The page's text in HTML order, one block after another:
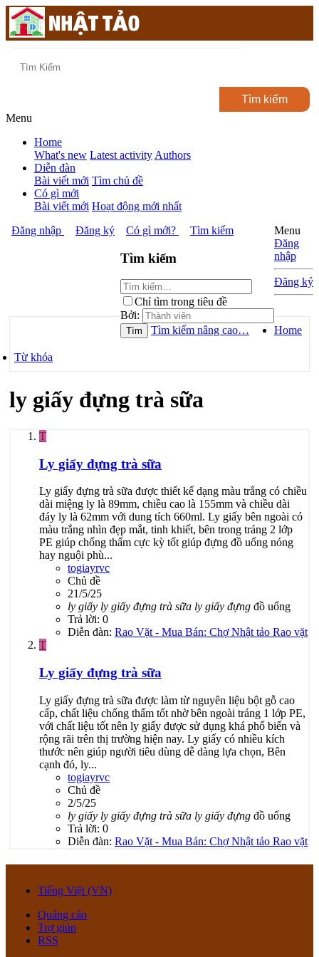
Menu
Home
What's new Latest activity Authors
Diễn đàn
Bài viết mới Tìm chủ đề
Có gì mới
Bài viết mới Hoạt động mới nhất
Đăng nhập
Đăng ký Có gì mới? Tìm kiếm
Tìm kiếm
Chỉ tìm trong tiêu đề
Bởi:
Tìm Tìm kiếm nâng cao…
Menu
Đăng
nhập
Đăng ký
Home
Từ khóa
ly giấy đựng trà sữa
T
Ly giấy đựng trà sữa
Ly giấy đựng trà sữa được thiết kế dạng màu trắng có chiều
dài miệng ly là 89mm, chiều cao là 155mm và chiều dài
đáy ly là 62mm với dung tích 660ml. Ly giấy bên ngoài có
màu trắng nhìn đẹp mắt, tinh khiết, bên trong tráng 2 lớp
PE giúp chống thấm cực kỳ tốt giúp đựng đồ uống nóng
hay nguội phù...
togiayrvc
Chủ đề
21/5/25
ly giấy ly giấy đựng trà sữa ly giấy đựng đồ uống
Trả lời: 0
Diễn đàn: Rao Vặt - Mua Bán: Chợ Nhật tảo Rao vặt
T
Ly giấy đựng trà sữa
Ly giấy đựng trà sữa được làm từ nguyên liệu bột gỗ cao
cấp, chất liệu chống thấm tốt nhờ bên ngoài tráng 1 lớp PE,
với chất liệu tốt nên ly giấy được sử dụng khá phổ biến và
rộng rãi trên thị trường hiện nay. Ly giấy có nhiều kích
thước nên giúp người tiêu dùng dễ dàng lựa chọn, Bên
cạnh đó, ly...
togiayrvc
Chủ đề
2/5/25
ly giấy ly giấy đựng trà sữa ly giấy đựng đồ uống
Trả lời: 0
Diễn đàn: Rao Vặt - Mua Bán: Chợ Nhật tảo Rao vặt
Tiếng Việt (VN)
Quảng cáo
Trợ giúp
RSS